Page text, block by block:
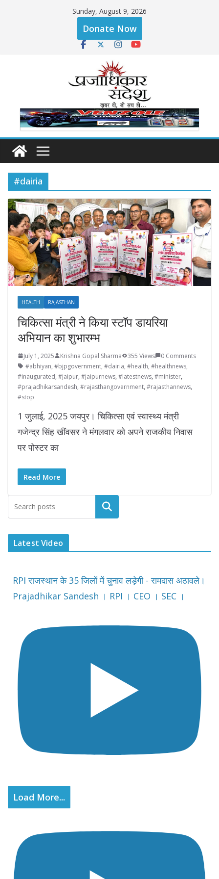
Sunday, August 9, 2026
Donate Now
#dairia
HEALTH RAJASTHAN
चिकित्सा मंत्री ने किया स्टॉप डायरिया
अभियान का शुभारम्भ
July 1, 2025 Krishna Gopal Sharma 355 Views
0 Comments
#abhiyan, #bjpgovernment, #dairia, #health, #healthnews,
#inaugurated, #jaipur, #jaipurnews, #latestnews, #minister,
#prajadhikarsandesh, #rajasthangovernment, #rajasthannews,
#stop
1 जुलाई, 2025 जयपुर। चिकित्सा एवं स्वास्थ्य मंत्री
गजेन्द्र सिंह खींवसर ने मंगलवार को अपने राजकीय निवास
पर पोस्टर का
Read More
Latest Video
RPI राजस्थान के 35 जिलों में चुनाव लड़ेगी - रामदास अठावले।
Prajadhikar Sandesh । RPI । CEO । SEC ।
Load More...